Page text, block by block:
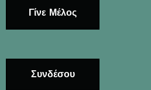
Γίνε Μέλος
Συνδέσου